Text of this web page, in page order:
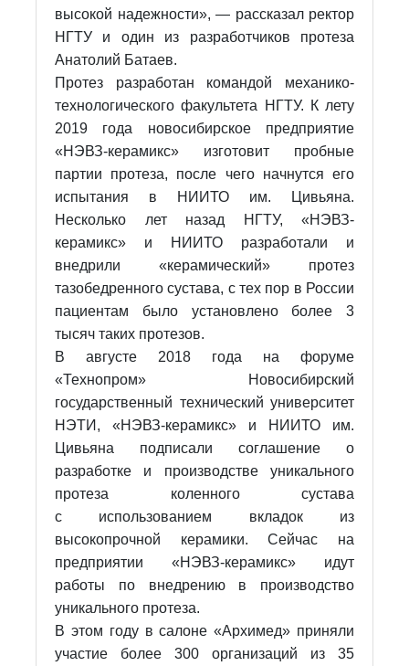
высокой надежности», — рассказал ректор
НГТУ и один из разработчиков протеза
Анатолий Батаев.
Протез разработан командой механико-
технологического факультета НГТУ. К лету
2019 года новосибирское предприятие
«НЭВЗ-керамикс» изготовит пробные
партии протеза, после чего начнутся его
испытания в НИИТО им. Цивьяна.
Несколько лет назад НГТУ, «НЭВЗ-
керамикс» и НИИТО разработали и
внедрили «керамический» протез
тазобедренного сустава, с тех пор в России
пациентам было установлено более 3
тысяч таких протезов.
В августе 2018 года на форуме
«Технопром» Новосибирский
государственный технический университет
НЭТИ, «НЭВЗ-керамикс» и НИИТО им.
Цивьяна подписали соглашение о
разработке и производстве уникального
протеза коленного сустава
с использованием вкладок из
высокопрочной керамики. Сейчас на
предприятии «НЭВЗ-керамикс» идут
работы по внедрению в производство
уникального протеза.
В этом году в салоне «Архимед» приняли
участие более 300 организаций из 35